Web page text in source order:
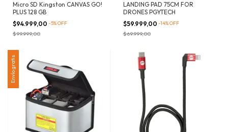
Micro SD Kingston CANVAS GO!
PLUS 128 GB
$94.999,00 -5%OFF
$99.999,00
LANDING PAD 75CM FOR
DRONES PGYTECH
$59.999,00 -14%OFF
$69.999,00
Envío gratis